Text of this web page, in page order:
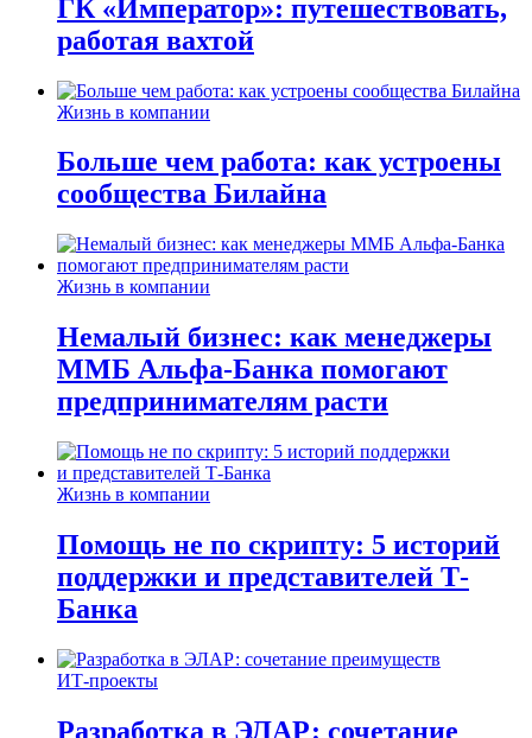
ГК «Император»: путешествовать,
работая вахтой
Жизнь в компании
Больше чем работа: как устроены
сообщества Билайна
Жизнь в компании
Немалый бизнес: как менеджеры
ММБ Альфа-Банка помогают
предпринимателям расти
Жизнь в компании
Помощь не по скрипту: 5 историй
поддержки и представителей Т-
Банка
ИТ-проекты
Разработка в ЭЛАР: сочетание